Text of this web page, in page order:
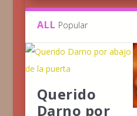
ALL Popular
Querido
Darno por